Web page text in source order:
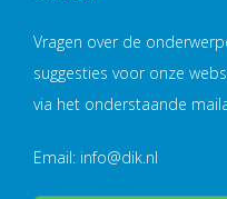
Vragen over de
suggesties voor onze
via het onderstaande
Email: info@dik.nl